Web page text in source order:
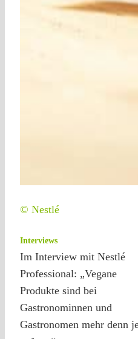
© Nestlé
Interviews
Im Interview mit Nestlé
Professional: „Vegane
Produkte sind bei
Gastronominnen und
Gastronomen mehr denn